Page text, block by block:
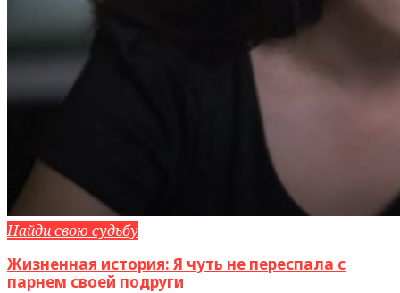
Найди свою судьбу
Жизненная история: Я чуть не переспала с
парнем своей подруги